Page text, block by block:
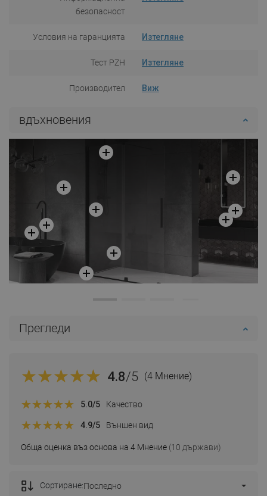
безопасност
Условия на гаранцията Изтегляне
Тест PZH Изтегляне
Производител Виж
вдъхновения
Прегледи
4.8/5 (4 Мнение)
Обща оценка въз основа на 4 Мнение (10 държави)
5.0/5 Качество
4.9/5 Външен вид
Сортиране:Последно